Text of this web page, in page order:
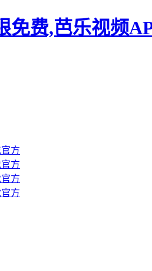
免费,芭乐视频
方
方
方
方